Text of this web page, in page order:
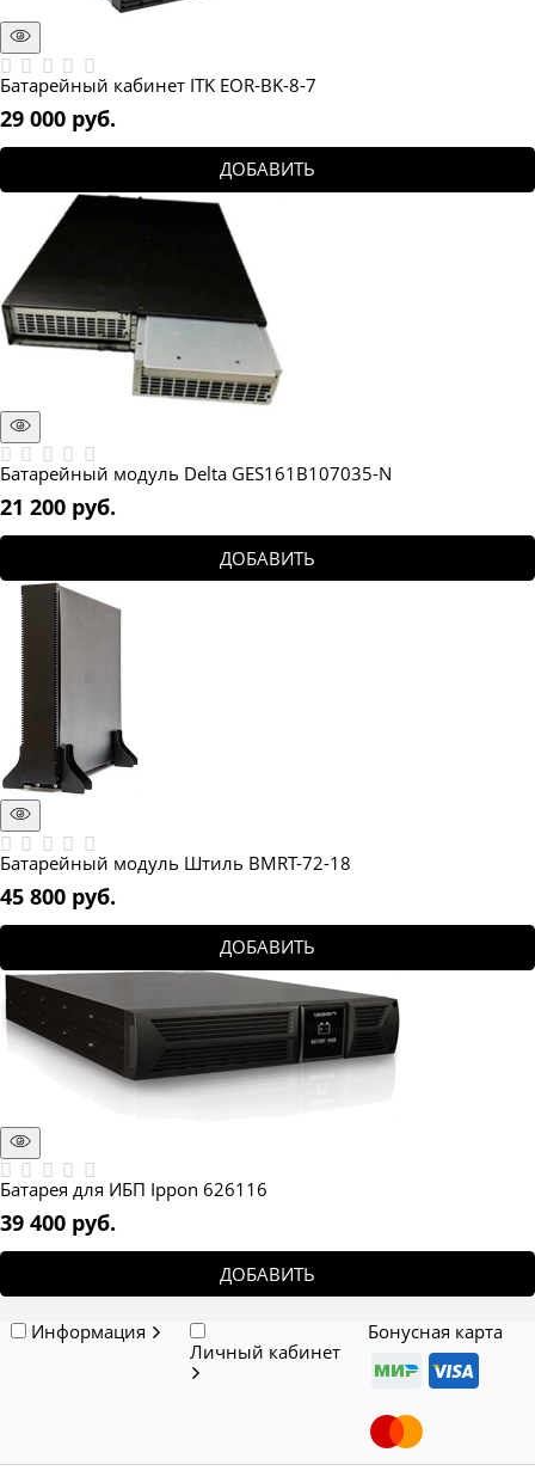
Батарейный кабинет ITK EOR-BK-8-7
29 000 руб.
ДОБАВИТЬ
Батарейный модуль Delta GES161B107035-N
21 200 руб.
ДОБАВИТЬ
Батарейный модуль Штиль BMRT-72-18
45 800 руб.
ДОБАВИТЬ
Батарея для ИБП Ippon 626116
39 400 руб.
ДОБАВИТЬ
Информация
Личный кабинет
Бонусная карта